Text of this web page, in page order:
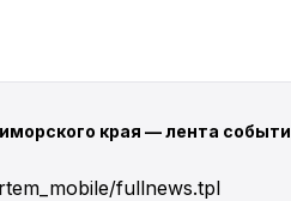
края — лента
fullnews.tpl